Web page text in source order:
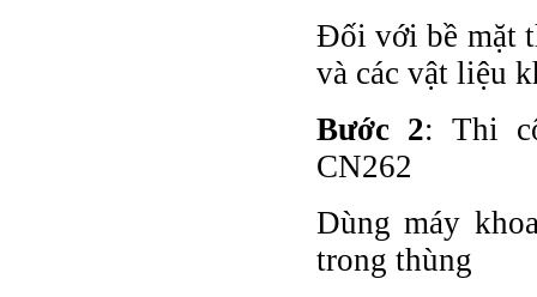
Đối với bề mặt
và các vật liệu
Bước 2: Thi
CN262
Dùng máy
trong thùng